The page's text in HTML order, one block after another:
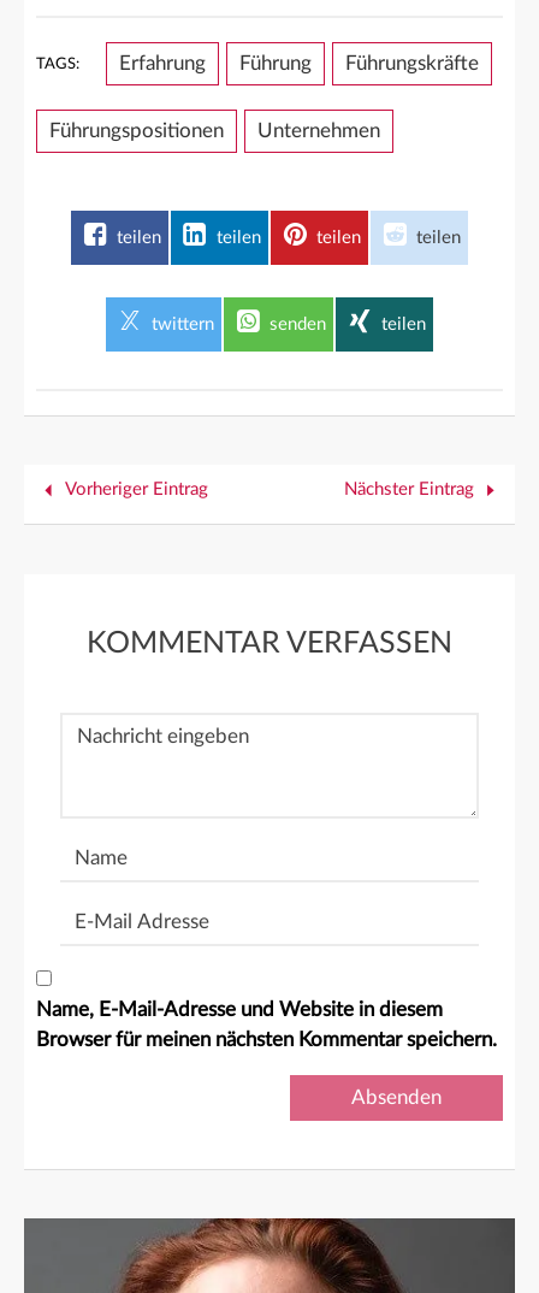
TAGS: Erfahrung Führung Führungskräfte
Führungspositionen Unternehmen
teilen teilen teilen teilen
twittern senden teilen
Vorheriger Eintrag Nächster Eintrag
KOMMENTAR VERFASSEN
Nachricht
Name
E-
Name, E-Mail-Adresse und Website in diesem
Browser für meinen nächsten Kommentar speichern.